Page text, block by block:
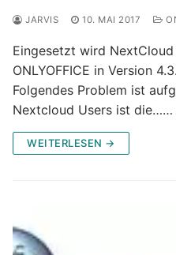
JARVIS 10. MAI 2017
Eingesetzt wird NextCloud
ONLYOFFICE in Version
Folgendes Problem ist
Nextcloud Users ist die……
WEITERLESEN →